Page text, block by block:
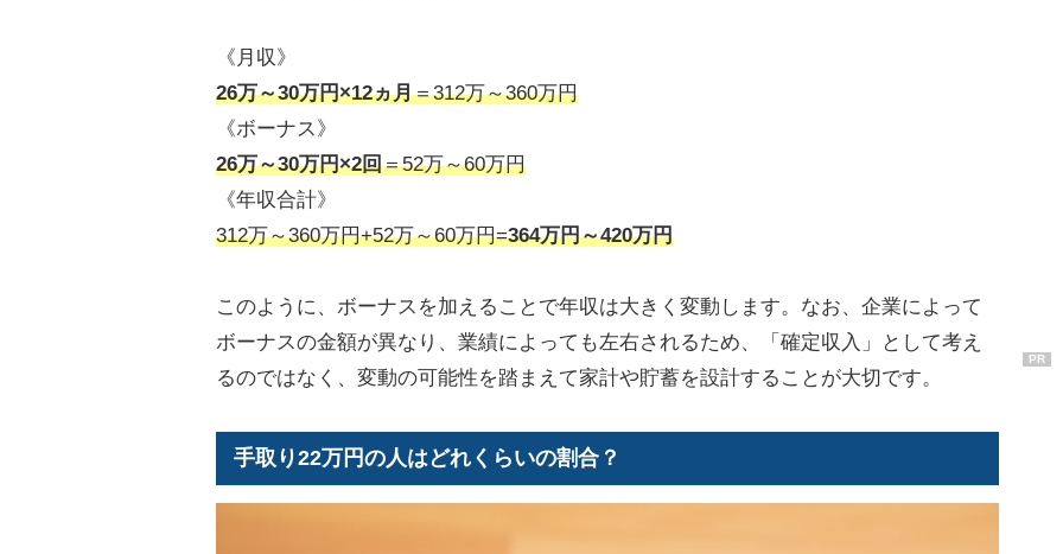
《月収》
26万～30万円×12ヵ月＝312万～360万円
《ボーナス》
26万～30万円×2回＝52万～60万円
《年収合計》
312万～360万円+52万～60万円=364万円～420万円
このように、ボーナスを加えることで年収は大きく変動します。なお、企業によって
ボーナスの金額が異なり、業績によっても左右されるため、「確定収入」として考え
るのではなく、変動の可能性を踏まえて家計や貯蓄を設計することが大切です。
手取り22万円の人はどれくらいの割合？
PR